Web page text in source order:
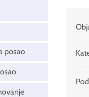
posao